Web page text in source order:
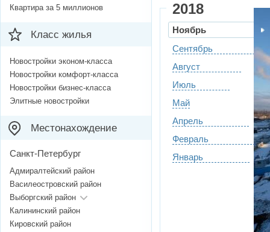
2018
Ноябрь
Сентябрь
Август
Июль
Май
Апрель
Февраль
Январь
Квартира за 5 миллионов
Класс жилья
Новостройки эконом-класса
Новостройки комфорт-класса
Новостройки бизнес-класса
Элитные новостройки
Местонахождение
Санкт-Петербург
Адмиралтейский район
Василеостровский район
Выборгский район
Калининский район
Кировский район